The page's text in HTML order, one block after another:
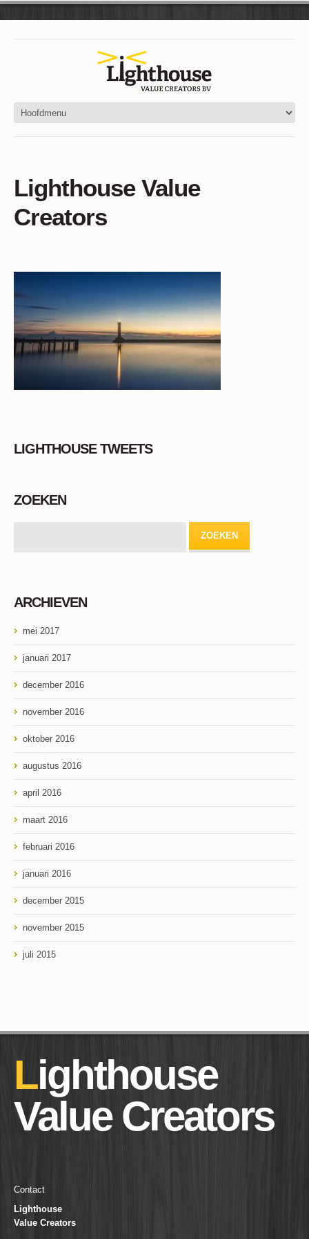
Lighthouse Value
Creators
LIGHTHOUSE TWEETS
ZOEKEN
ARCHIEVEN
mei 2017
januari 2017
december 2016
november 2016
oktober 2016
augustus 2016
april 2016
maart 2016
februari 2016
januari 2016
december 2015
november 2015
juli 2015
Lighthouse
Value Creators
Contact
Lighthouse
Value Creators